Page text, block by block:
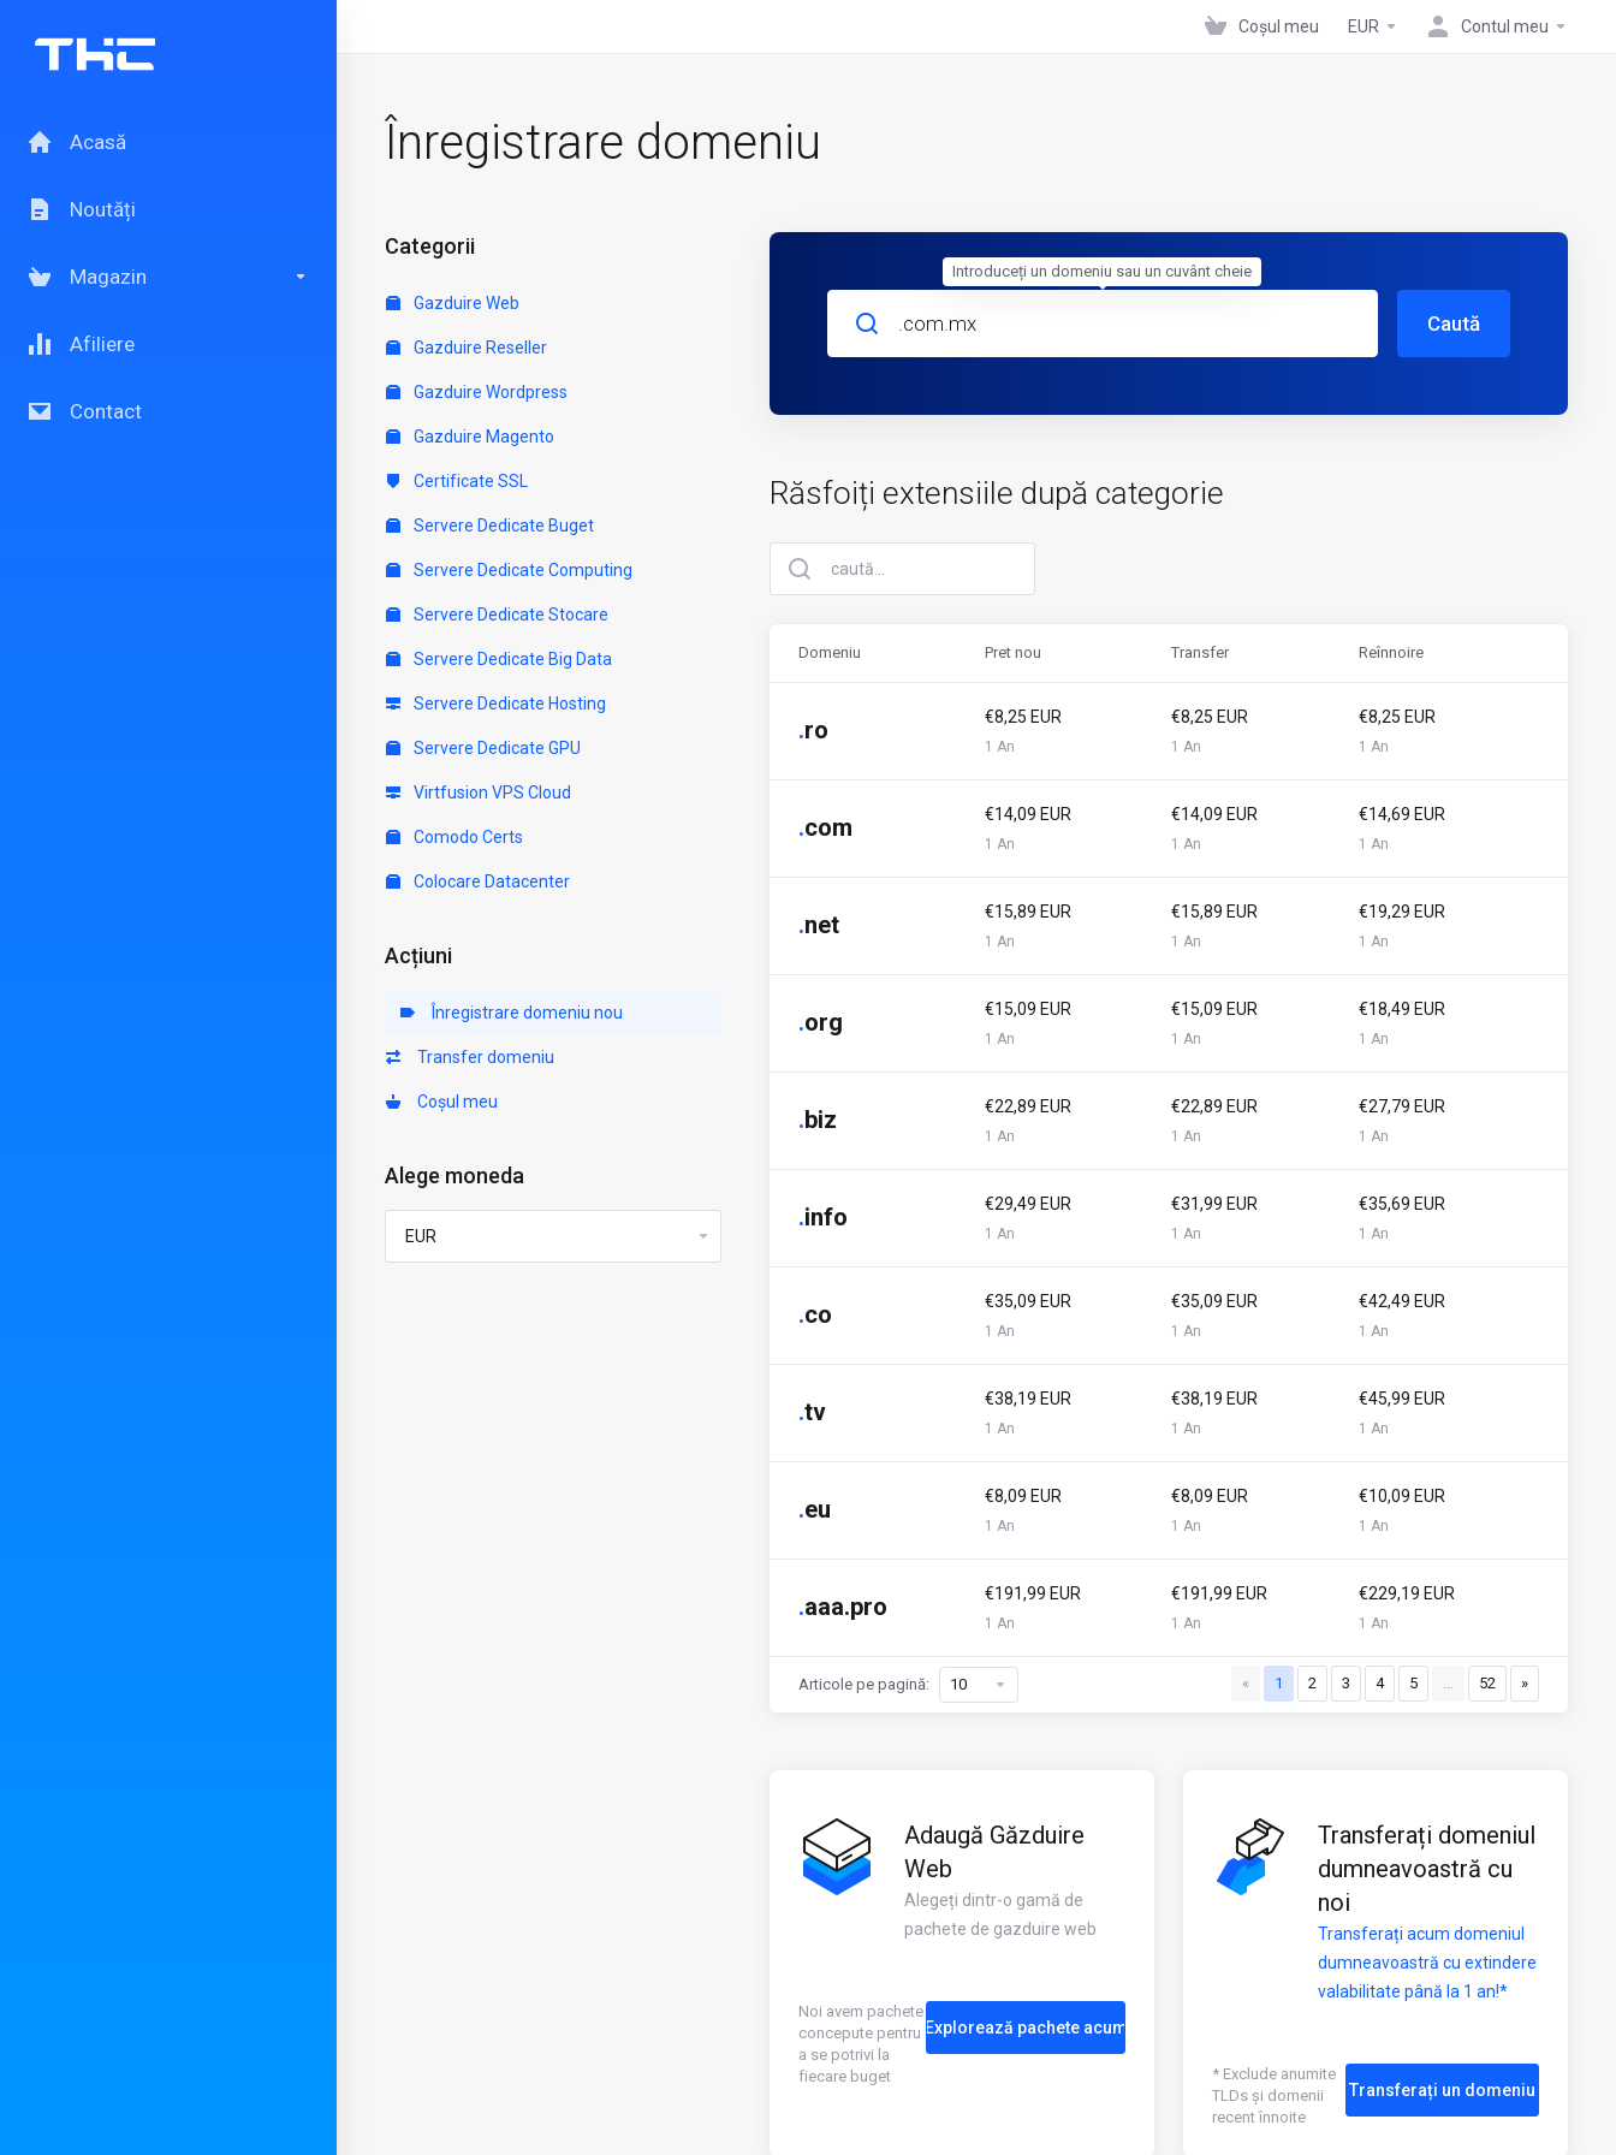
Acasă
Noutăți
Magazin
Afiliere
Contact
Coșul meu EUR Contul meu
Înregistrare domeniu
Categorii
Gazduire Web
Gazduire Reseller
Gazduire Wordpress
Gazduire Magento
Certificate SSL
Servere Dedicate Buget
Servere Dedicate Computing
Servere Dedicate Stocare
Servere Dedicate Big Data
Servere Dedicate Hosting
Servere Dedicate GPU
Virtfusion VPS Cloud
Comodo Certs
Colocare Datacenter
Acțiuni
Înregistrare domeniu nou
Transfer domeniu
Coșul meu
Alege moneda
Caută
Răsfoiți extensiile după categorie
Domeniu Pret nou Transfer Reînnoire
.ro €8,25 EUR
1 An
€8,25 EUR
1 An
€8,25 EUR
1 An
.com €14,09 EUR
1 An
€14,09 EUR
1 An
€14,69 EUR
1 An
.net €15,89 EUR
1 An
€15,89 EUR
1 An
€19,29 EUR
1 An
.org €15,09 EUR
1 An
€15,09 EUR
1 An
€18,49 EUR
1 An
.biz €22,89 EUR
1 An
€22,89 EUR
1 An
€27,79 EUR
1 An
.info €29,49 EUR
1 An
€31,99 EUR
1 An
€35,69 EUR
1 An
.co €35,09 EUR
1 An
€35,09 EUR
1 An
€42,49 EUR
1 An
.tv €38,19 EUR
1 An
€38,19 EUR
1 An
€45,99 EUR
1 An
.eu €8,09 EUR
1 An
€8,09 EUR
1 An
€10,09 EUR
1 An
.aaa.pro €191,99 EUR
1 An
€191,99 EUR
1 An
€229,19 EUR
1 An
« 1 2 3 4 5 … 52 »
Articole pe pagină:
Adaugă Găzduire
Web
Alegeți dintr-o gamă de
pachete de gazduire web
Noi avem pachete
concepute pentru
a se potrivi la
fiecare buget
Explorează pachete acum
Transferați domeniul
dumneavoastră cu
noi
Transferați acum domeniul
dumneavoastră cu extindere
valabilitate până la 1 an!*
* Exclude anumite
TLDs și domenii
recent înnoite
Transferați un domeniu
Introduceți un domeniu sau un cuvânt cheie